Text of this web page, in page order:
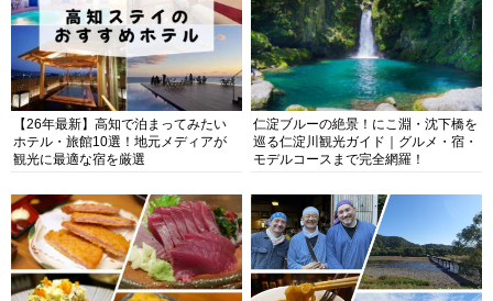
【26年最新】高知で泊まってみたい
ホテル・旅館10選！地元メディアが
観光に最適な宿を厳選
仁淀ブルーの絶景！にこ淵・沈下橋を
巡る仁淀川観光ガイド｜グルメ・宿・
モデルコースまで完全網羅！